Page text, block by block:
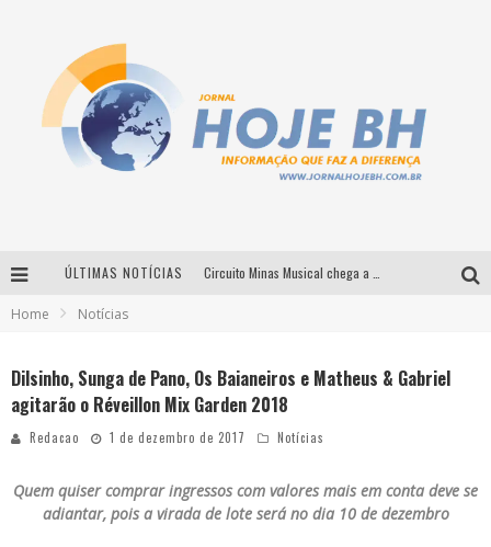
ÚLTIMAS NOTÍCIAS
Home Notícias
Dilsinho, Sunga de Pano, Os Baianeiros e Matheus & Gabriel
agitarão o Réveillon Mix Garden 2018
Redacao 1 de dezembro de 2017 Notícias
Quem quiser comprar ingressos com valores mais em conta deve se
adiantar, pois a virada de lote será no dia 10 de dezembro